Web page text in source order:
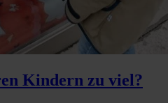
Kindern zu viel?